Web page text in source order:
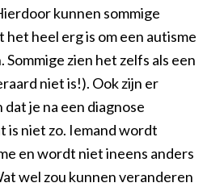
kunnen sommige
het heel erg is om een autisme
zien het zelfs als een
niet is!). Ook zijn er
je na een diagnose
is niet zo. Iemand wordt
en wordt niet ineens anders
wel zou kunnen veranderen